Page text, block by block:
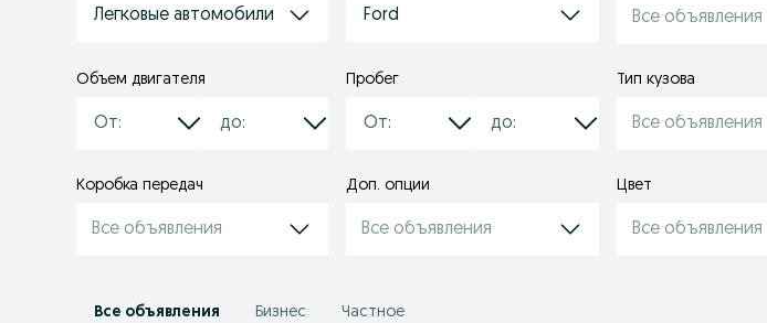
Легковые автомобили Ford Все объявления
Объем двигателя Пробег Тип кузова
Все объявления
Коробка передач
Все объявления
Доп. опции
Все объявления
Цвет
Все объявления
Все объявления Бизнес Частное